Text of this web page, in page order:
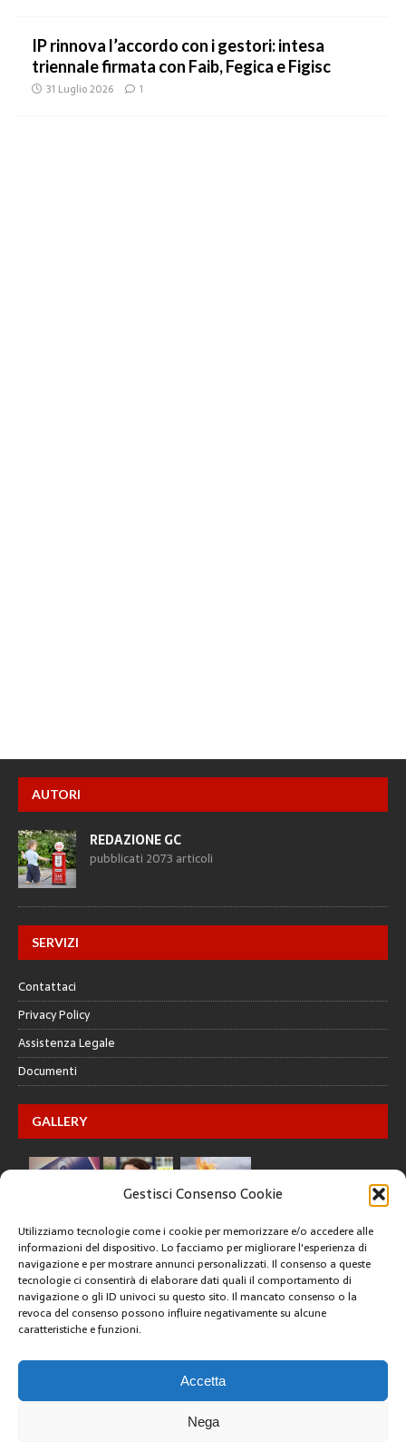
Gestisci Consenso Cookie
Utilizziamo tecnologie come i cookie per memorizzare e/o accedere alle
informazioni del dispositivo. Lo facciamo per migliorare l'esperienza di
navigazione e per mostrare annunci personalizzati. Il consenso a queste
tecnologie ci consentirà di elaborare dati quali il comportamento di
navigazione o gli ID univoci su questo sito. Il mancato consenso o la
revoca del consenso possono influire negativamente su alcune
caratteristiche e funzioni.
Accetta
Nega
IP rinnova l’accordo con i gestori: intesa
triennale firmata con Faib, Fegica e Figisc
31 Luglio 2026 1
AUTORI
REDAZIONE GC
pubblicati 2073 articoli
SERVIZI
Contattaci
Privacy Policy
Assistenza Legale
Documenti
GALLERY
CREATIVE COMMONS
Questa opera è concessa in licenza con i termini